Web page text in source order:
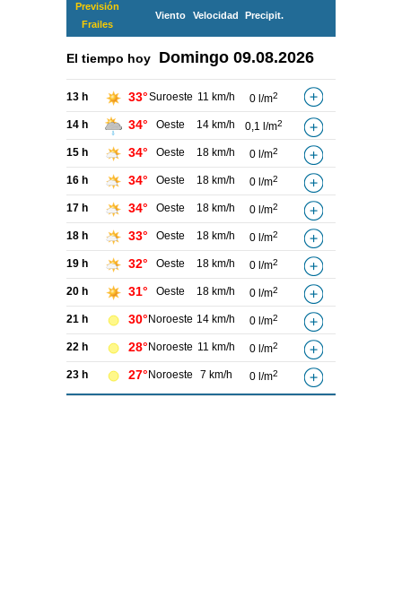
Previsión
Frailes
Viento Velocidad Precipit.
El tiempo hoy Domingo 09.08.2026
13 h 33°Suroeste 11 km/h 0 l/m2
14 h 34° Oeste 14 km/h 0,1 l/m2
15 h 34° Oeste 18 km/h 0 l/m2
16 h 34° Oeste 18 km/h 0 l/m2
17 h 34° Oeste 18 km/h 0 l/m2
18 h 33° Oeste 18 km/h 0 l/m2
19 h 32° Oeste 18 km/h 0 l/m2
20 h 31° Oeste 18 km/h 0 l/m2
21 h 30° Noroeste 14 km/h 0 l/m2
22 h 28° Noroeste 11 km/h 0 l/m2
23 h 27° Noroeste 7 km/h 0 l/m2